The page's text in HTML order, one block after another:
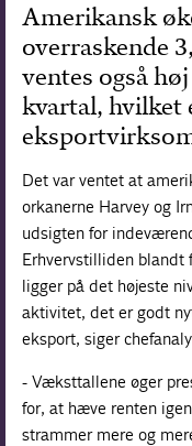
Amerikansk
overraskende
ventes også
kvartal, hvilket
Det var ventet at
orkanerne Harvey og
udsigten for
Erhvervstilliden blandt
ligger på det højeste
aktivitet, det er godt
eksport, siger
- Væksttallene øger
for, at hæve renten
strammer mere og